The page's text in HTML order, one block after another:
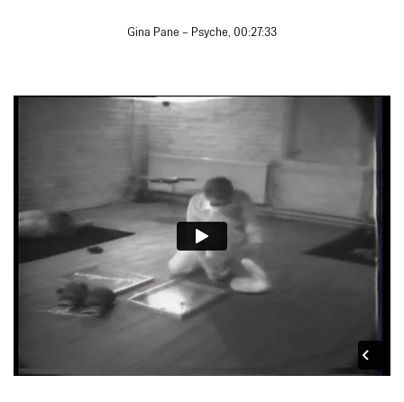
Gina Pane – Psyche, 00:27:33